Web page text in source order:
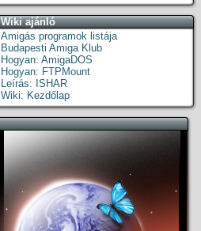
Wiki ajánló
Amigás programok listája
Budapesti Amiga Klub
Hogyan: AmigaDOS
Hogyan: FTPMount
Leírás: ISHAR
Wiki: Kezdőlap